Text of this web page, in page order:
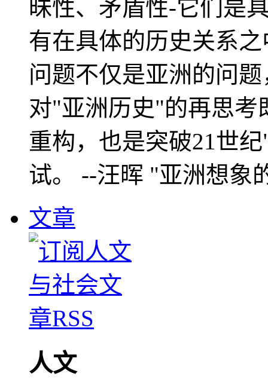
昧性、矛盾性-它们是
有在具体的历史关系
问题不仅是亚洲的问
对"亚洲历史"的再思考
重构，也是突破21世
试。 --汪晖 "亚洲想象
文章
人文